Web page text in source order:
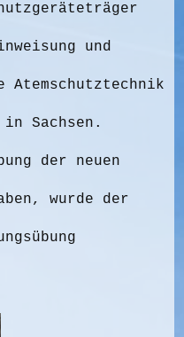
und
Atemschutztechnik
Sachsen.
der neuen
wurde der